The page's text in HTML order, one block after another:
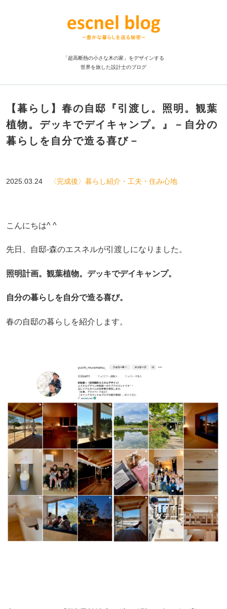
「超高断熱の小さな木の家」をデザインする
世界を旅した設計士のブログ
【暮らし】春の自邸『引渡し。照明。観葉
植物。デッキでデイキャンプ。』－自分の
暮らしを自分で造る喜び－
2025.03.24 〈完成後〉暮らし紹介・工夫・住み心地
こんにちは^ ^
先日、自邸-森のエスネルが引渡しになりました。
照明計画。観葉植物。デッキでデイキャンプ。
自分の暮らしを自分で造る喜び。
春の自邸の暮らしを紹介します。